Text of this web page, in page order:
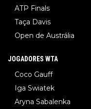
ATP Finals
Taça Davis
Open de Austrália
JOGADORES WTA
Coco Gauff
Iga Swiatek
Aryna Sabalenka